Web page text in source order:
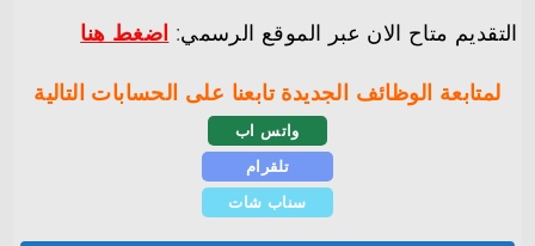
التقديم متاح الان عبر الموقع الرسمي: اضغط هنا
لمتابعة الوظائف الجديدة تابعنا على الحسابات التالية
واتس اب
تلقرام
سناب شات